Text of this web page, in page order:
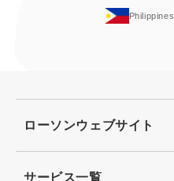
Philippines
ローソンウェブサイト
サービス一覧